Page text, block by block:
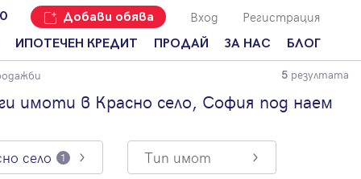
Добави обява Вход Регистрация
ИПОТЕЧЕН КРЕДИТ ПРОДАЙ
имот с
Адрес?
ЗА НАС
Кариери
Кои сме ние?
Мениджмънт
БЛОГ
За продавачи
За купувачи
Ипотечно
5 резултата
имоти в Красно село, София под наем
село 1 Тип имот